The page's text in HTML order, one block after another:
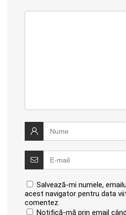
Salvează-mi numele,
acest navigator pentru data
comentez.
Notifică-mă prin email